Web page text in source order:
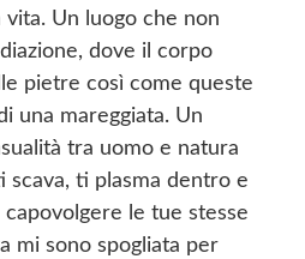
Un luogo che non
dove il corpo
pietre così come queste
una mareggiata. Un
tra uomo e natura
scava, ti plasma dentro e
le tue stesse
mi sono spogliata per